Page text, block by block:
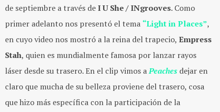
de septiembre a través deI U She / INgrooves. Como
primer adelanto nos presentó el tema “Light in Places”,
en cuyo video nos mostró a la reina del trapecio, Empress
Stah, quien es mundialmente famosa por lanzar rayos
láser desde su trasero. En el clip vimos aPeaches dejar en
claro que mucha de su belleza proviene del trasero, cosa
que hizo más específica con la participación de la